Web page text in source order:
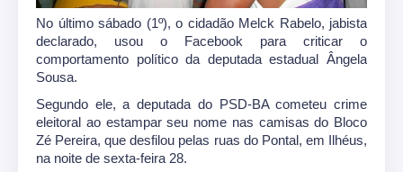
No último sábado (1º), o cidadão Melck Rabelo, jabista
declarado, usou o Facebook para criticar o
comportamento político da deputada estadual Ângela
Sousa.
Segundo ele, a deputada do PSD-BA cometeu crime
eleitoral ao estampar seu nome nas camisas do Bloco
Zé Pereira, que desfilou pelas ruas do Pontal, em Ilhéus,
na noite de sexta-feira 28.